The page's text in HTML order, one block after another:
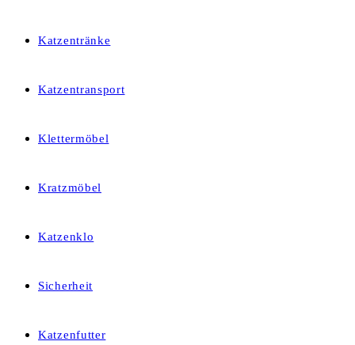
Katzentränke
Katzentransport
Klettermöbel
Kratzmöbel
Katzenklo
Sicherheit
Katzenfutter